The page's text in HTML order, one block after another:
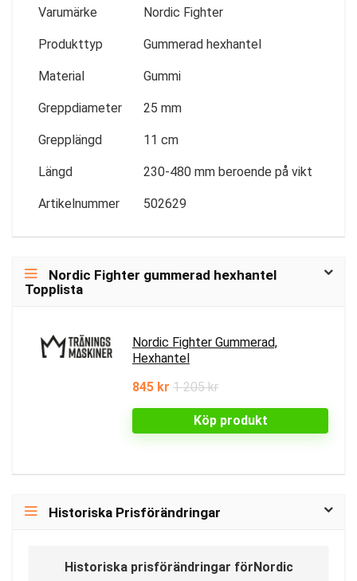
Varumärke Nordic Fighter
Produkttyp Gummerad hexhantel
Material Gummi
Greppdiameter 25 mm
Grepplängd 11 cm
Längd 230-480 mm beroende på vikt
Artikelnummer 502629
Nordic Fighter gummerad hexhantel
Topplista
Nordic Fighter Gummerad,
Hexhantel
845 kr 1 205 kr
Köp produkt
Historiska Prisförändringar
Historiska prisförändringar förNordic